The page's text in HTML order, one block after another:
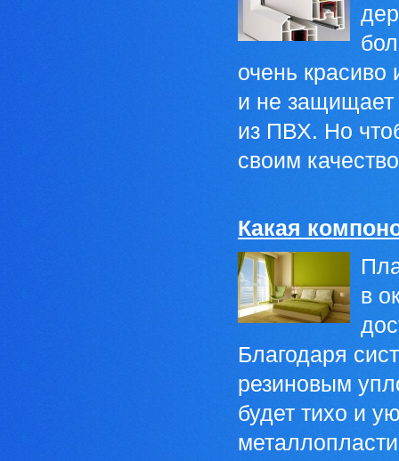
очень красиво
и не защищает
из ПВХ. Но
своим
Какая
в
Благодаря
резиновым
будет тихо и